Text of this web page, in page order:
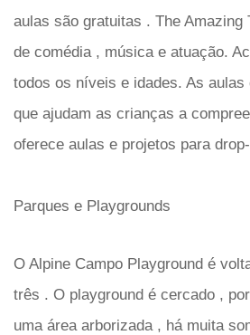
aulas são gratuitas . The
de comédia , música e atuação.
todos os níveis e idades. As
que ajudam as crianças a
oferece aulas e projetos para
Parques e Playgrounds
O Alpine Campo Playground é
três . O playground é cercado ,
uma área arborizada , há muita